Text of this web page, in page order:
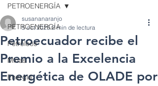
PETROENERGÍA
Petróleos
Minas
Energía
PETROENERGÍA
Petroecuador recibe el
Premio a la Excelencia
Energética de OLADE por
susananaranjo
5 oct 2025 2 min de lectura